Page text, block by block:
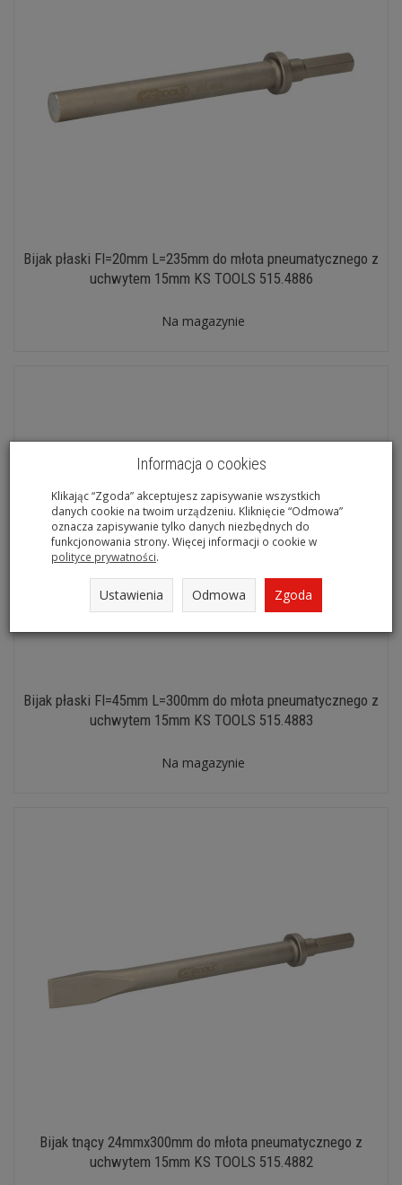
Bijak płaski FI=20mm L=235mm do młota pneumatycznego z
uchwytem 15mm KS TOOLS 515.4886
Na magazynie
Bijak płaski FI=45mm L=300mm do młota pneumatycznego z
uchwytem 15mm KS TOOLS 515.4883
Na magazynie
Bijak tnący 24mmx300mm do młota pneumatycznego z
uchwytem 15mm KS TOOLS 515.4882
Informacja o cookies
Klikając “Zgoda” akceptujesz zapisywanie wszystkich
danych cookie na twoim urządzeniu. Kliknięcie “Odmowa”
oznacza zapisywanie tylko danych niezbędnych do
funkcjonowania strony. Więcej informacji o cookie w
polityce prywatności.
Ustawienia Odmowa Zgoda